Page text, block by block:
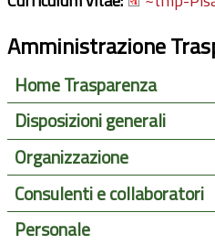
Amministrazione
Home Trasparenza
Disposizioni generali
Organizzazione
Consulenti e collaboratori
Personale